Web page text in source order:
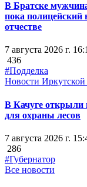
В Братске
пока полицейский
отчестве
7 августа 2026 г.
436
#Подделка
Новости Иркутской
В Качуге открыли
для охраны лесов
7 августа 2026 г.
286
#Губернатор
Все новости